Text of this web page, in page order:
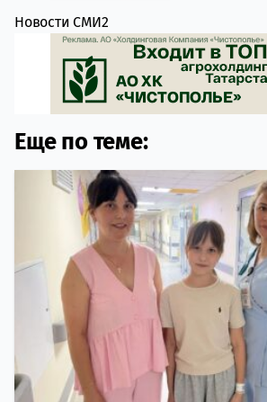
Новости СМИ2
Еще по теме: